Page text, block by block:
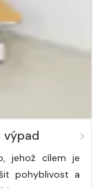
výpad
jehož cílem je
pohyblivost a